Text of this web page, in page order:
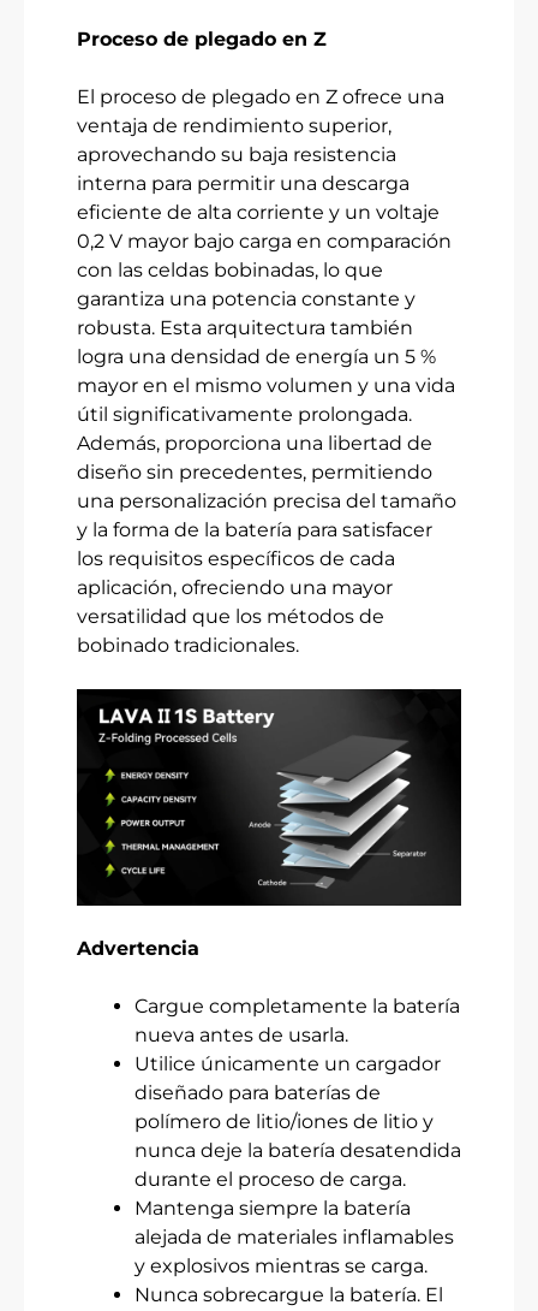
Proceso de plegado en Z
El proceso de plegado en Z ofrece una
ventaja de rendimiento superior,
aprovechando su baja resistencia
interna para permitir una descarga
eficiente de alta corriente y un voltaje
0,2 V mayor bajo carga en comparación
con las celdas bobinadas, lo que
garantiza una potencia constante y
robusta. Esta arquitectura también
logra una densidad de energía un 5 %
mayor en el mismo volumen y una vida
útil significativamente prolongada.
Además, proporciona una libertad de
diseño sin precedentes, permitiendo
una personalización precisa del tamaño
y la forma de la batería para satisfacer
los requisitos específicos de cada
aplicación, ofreciendo una mayor
versatilidad que los métodos de
bobinado tradicionales.
Advertencia
Cargue completamente la batería
nueva antes de usarla.
Utilice únicamente un cargador
diseñado para baterías de
polímero de litio/iones de litio y
nunca deje la batería desatendida
durante el proceso de carga.
Mantenga siempre la batería
alejada de materiales inflamables
y explosivos mientras se carga.
Nunca sobrecargue la batería. El